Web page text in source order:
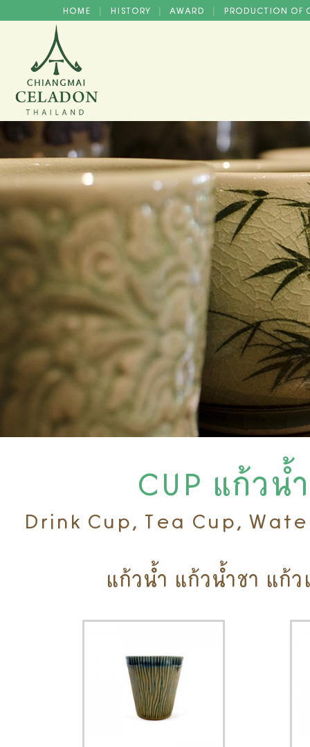
HOME | HISTORY | AWARD | PRODUCTION OF
CUP แก้ว
Drink Cup, Tea Cup,
แก้วน้ำ แก้วน้ำชา แก้